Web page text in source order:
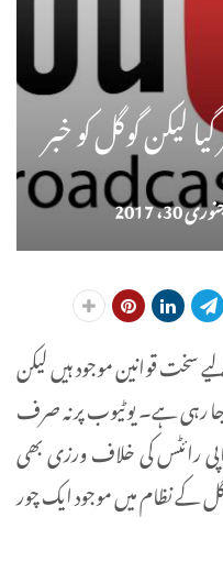
لیکن گوگل کو خبر
30، 2017
سخت قوانین موجود ہیں لیکن
رہی ہے۔ یوٹیوب پر نہ صرف
رائٹس کی خلاف ورزی بھی
نظام میں موجود ایک چور